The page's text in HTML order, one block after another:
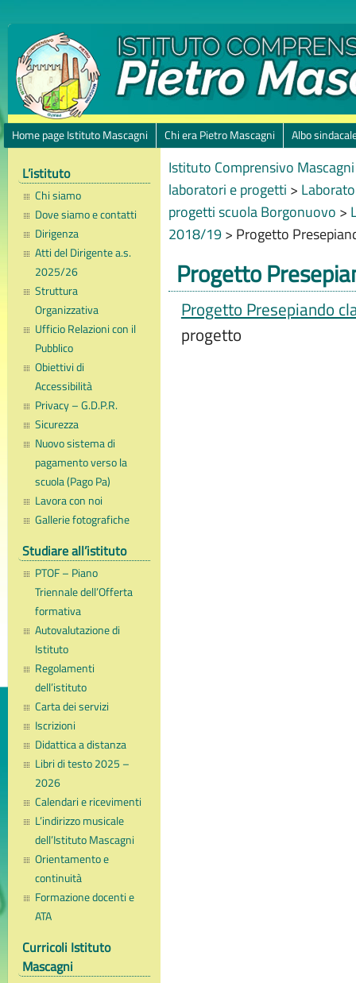
Home page Istituto Mascagni Chi era Pietro Mascagni Albo
L’istituto
Chi siamo
Dove siamo e contatti
Dirigenza
Atti del Dirigente a.s.
2025/26
Struttura
Organizzativa
Ufficio Relazioni con il
Pubblico
Obiettivi di
Accessibilità
Privacy – G.D.P.R.
Sicurezza
Nuovo sistema di
pagamento verso la
scuola (Pago Pa)
Lavora con noi
Gallerie fotografiche
Studiare all’istituto
PTOF – Piano
Triennale dell’Offerta
formativa
Autovalutazione di
Istituto
Regolamenti
dell’istituto
Carta dei servizi
Iscrizioni
Didattica a distanza
Libri di testo 2025 –
2026
Calendari e ricevimenti
L’indirizzo musicale
dell’Istituto Mascagni
Orientamento e
continuità
Formazione docenti e
ATA
Curricoli Istituto
Mascagni
Istituto Comprensivo
laboratori e progetti >
progetti scuola Borgonuovo >
2018/19> Progetto
Progetto
Progetto Presepiando
progetto